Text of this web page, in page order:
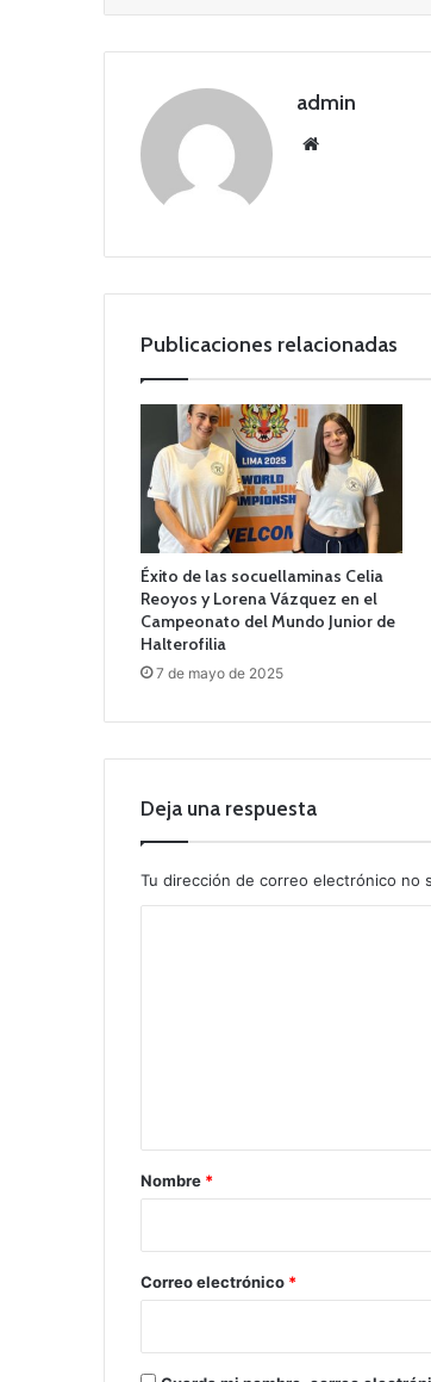
admin
Publicaciones relacionadas
Éxito de las socuellaminas Celia
Reoyos y Lorena Vázquez en el
Campeonato del Mundo Junior de
Halterofilia
7 de mayo de 2025
Deja una respuesta
Tu dirección de correo electrónico no
r
*
Nombre *
Correo electrónico *